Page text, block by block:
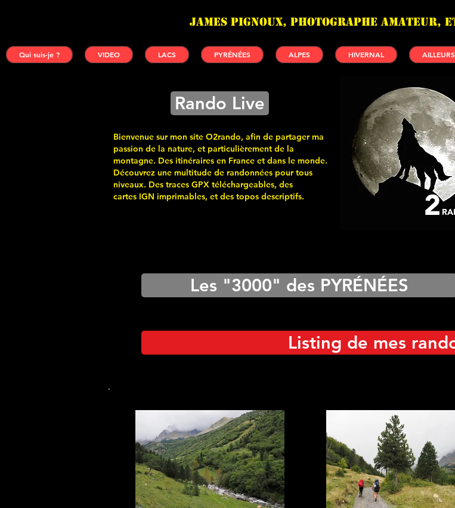
James PIGNOUX, photographe amateur,
Qui suis-je ? VIDEO LACS PYRÉNÉES ALPES HIVERNAL AILLEURS
Rando Live
Bienvenue sur mon site O2rando, afin de partager ma
passion de la nature, et particulièrement de la
montagne. Des itinéraires en France et dans le monde.
Découvrez une multitude de randonnées pour tous
niveaux. Des traces GPX téléchargeables, des
cartes IGN imprimables, et des topos descriptifs.
Les "3000" des PYRÉNÉES
Listing de mes